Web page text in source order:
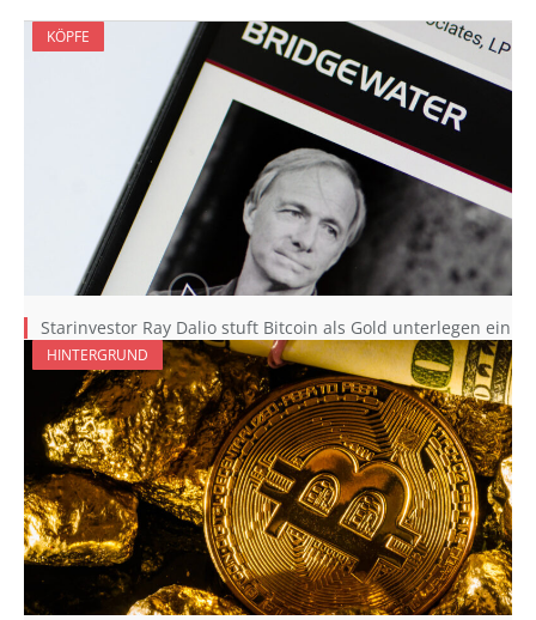
KÖPFE
Starinvestor Ray Dalio stuft Bitcoin als Gold unterlegen ein
HINTERGRUND